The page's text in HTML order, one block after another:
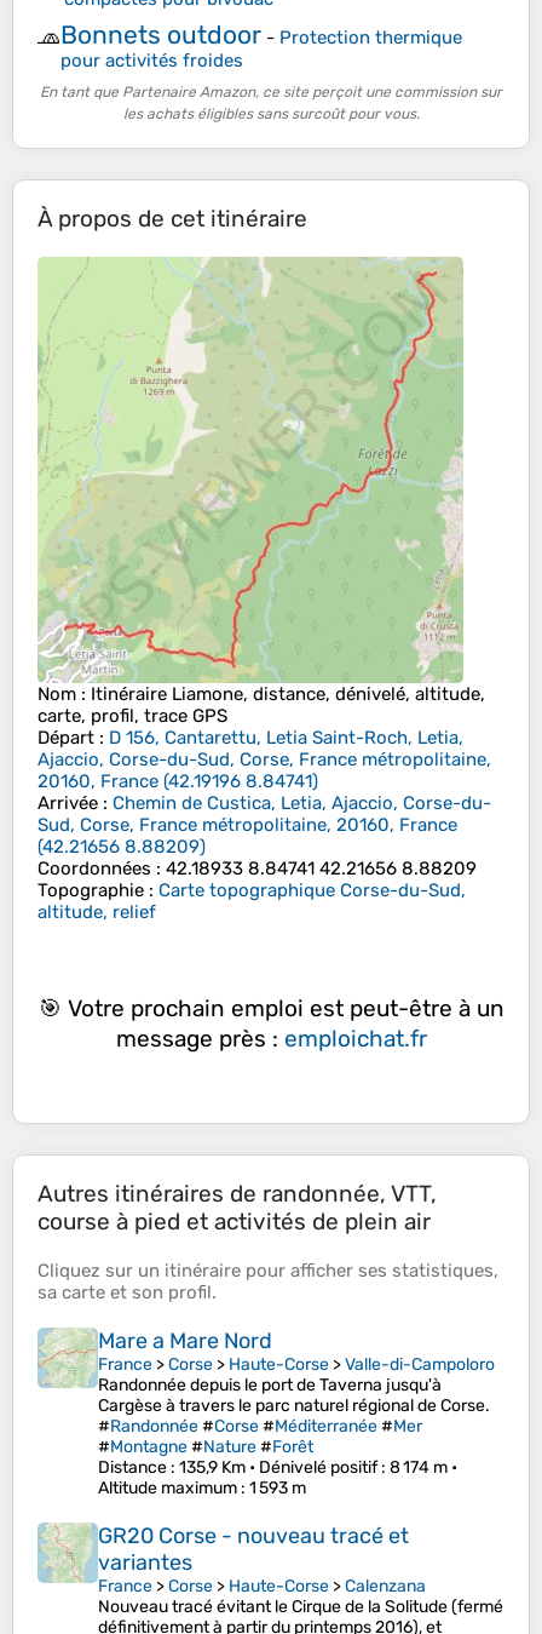
🧢Bonnets outdoor - Protection thermique
pour activités froides
En tant que Partenaire Amazon, ce site perçoit une commission sur
les achats éligibles sans surcoût pour vous.
À propos de cet itinéraire
Nom : Itinéraire Liamone, distance, dénivelé, altitude,
carte, profil, trace GPS
Départ : D 156, Cantarettu, Letia Saint-Roch, Letia,
Ajaccio, Corse-du-Sud, Corse, France métropolitaine,
20160, France (42.19196 8.84741)
Arrivée : Chemin de Custica, Letia, Ajaccio, Corse-du-
Sud, Corse, France métropolitaine, 20160, France
(42.21656 8.88209)
Coordonnées : 42.18933 8.84741 42.21656 8.88209
Topographie : Carte topographique Corse-du-Sud,
altitude, relief
🎯 Votre prochain emploi est peut-être à un
message près : emploichat.fr
Autres itinéraires de randonnée, VTT,
course à pied et activités de plein air
Cliquez sur un itinéraire pour afficher ses statistiques,
sa carte et son profil.
Mare a Mare Nord
France >Corse > Haute-Corse >Valle-di-Campoloro
Randonnée depuis le port de Taverna jusqu'à
Cargèse à travers le parc naturel régional de Corse.
#Randonnée#Corse#Méditerranée#Mer
#Montagne#Nature#Forêt
Distance : 135,9 Km • Dénivelé positif: 8 174 m •
Altitude maximum : 1 593 m
GR20 Corse - nouveau tracé et
variantes
France >Corse > Haute-Corse >Calenzana
Nouveau tracé évitant le Cirque de la Solitude (fermé
définitivement à partir du printemps 2016), et